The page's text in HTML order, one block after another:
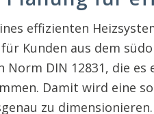
effizienten
Kunden aus dem
DIN 12831, die
Damit wird eine
zu dimensionieren.